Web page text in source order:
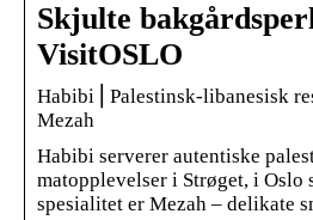
Skjulte
VisitOSLO
Habibi ⎜Palestinsk-libanesisk
Mezah
Habibi serverer autentiske
matopplevelser i Strøget, i Oslo
spesialitet er Mezah – delikate